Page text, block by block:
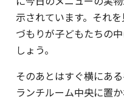
示されています。それ
づもりが子どもたちの
しょう。
そのあとはすぐ横にあ
ランチルーム中央に置